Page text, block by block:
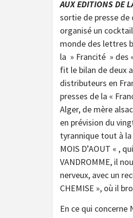
AUX EDITIONS DE
sortie de presse de
organisé un
monde des lettres
la » Francité » des
fit le bilan de deux
distributeurs en
presses de la «
Alger, de mère
en prévision du
tyrannique tout à la
MOIS D’AOUT « ,
VANDROMME, il
nerveux, avec un
CHEMISE », où il
En ce qui concerne